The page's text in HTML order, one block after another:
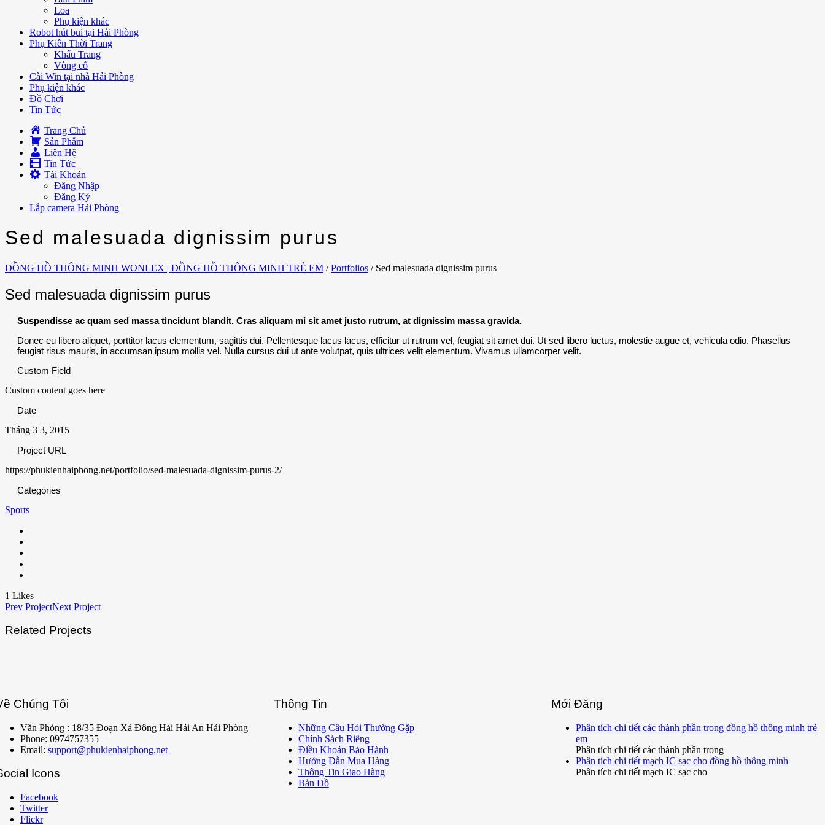
Loa
Phụ kiện khác
Robot hút bui tại Hải Phòng
Phụ Kiên Thời Trang
Khẩu Trang
Vòng cổ
Cài Win tại nhà Hải Phòng
Phụ kiện khác
Đồ Chơi
Tin Tức
Trang Chủ
Sản Phẩm
Liên Hệ
Tin Tức
Tài Khoản
Đăng Nhập
Đăng Ký
Lắp camera Hải Phòng
Sed malesuada dignissim purus
ĐỒNG HỒ THÔNG MINH WONLEX | ĐỒNG HỒ THÔNG MINH TRẺ EM / Portfolios / Sed malesuada dignissim purus
Sed malesuada dignissim purus
Suspendisse ac quam sed massa tincidunt blandit. Cras aliquam mi sit amet justo rutrum, at dignissim massa gravida.
Donec eu libero aliquet, porttitor lacus elementum, sagittis dui. Pellentesque lacus lacus, efficitur ut rutrum vel, feugiat sit amet dui. Ut sed libero luctus, molestie augue et, vehicula odio. Phasellus
feugiat risus mauris, in accumsan ipsum mollis vel. Nulla cursus dui ut ante volutpat, quis ultrices velit elementum. Vivamus ullamcorper velit.
Custom Field
Custom content goes here
Date
Tháng 3 3, 2015
Project URL
https://phukienhaiphong.net/portfolio/sed-malesuada-dignissim-purus-2/
Categories
Sports
1 Likes
Prev ProjectNext Project
Related Projects
Chúng Tôi
Văn Phòng : 18/35 Đoạn Xá Đông Hải Hải An Hải Phòng
Phone: 0974757355
Email: support@phukienhaiphong.net
Icons
Facebook
Twitter
Flickr
Thông Tin
Những Câu Hỏi Thường Gặp
Chính Sách Riêng
Điều Khoản Bảo Hành
Hướng Dẫn Mua Hàng
Thông Tin Giao Hàng
Bản Đồ
Mới Đăng
Phân tích chi tiết các thành phần trong đồng hồ thông minh trẻ
em
Phân tích chi tiết các thành phần trong
Phân tích chi tiết mạch IC sạc cho đồng hồ thông minh
Phân tích chi tiết mạch IC sạc cho